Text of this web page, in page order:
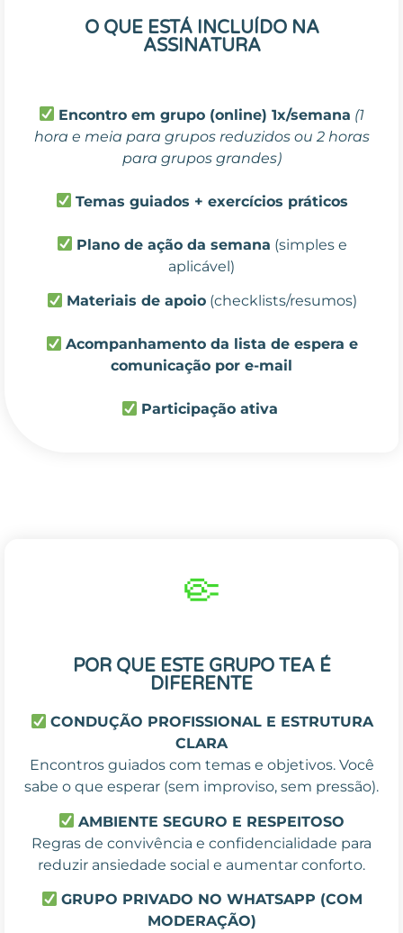
O QUE ESTÁ INCLUÍDO NA
ASSINATURA
Encontro em grupo (online) 1x/semana (1
hora e meia para grupos reduzidos ou 2 horas
para grupos grandes)
Temas guiados + exercícios práticos
Plano de ação da semana (simples e
aplicável)
Materiais de apoio(checklists/resumos)
Acompanhamento da lista de espera e
comunicação por e-mail
Participação ativa
🤏
POR QUE ESTE GRUPO TEA É
DIFERENTE
CONDUÇÃO PROFISSIONAL E ESTRUTURA
CLARA
Encontros guiados com temas e objetivos. Você
sabe o que esperar (sem improviso, sem pressão).
AMBIENTE SEGURO E RESPEITOSO
Regras de convivência e confidencialidade para
reduzir ansiedade social e aumentar conforto.
GRUPO PRIVADO NO WHATSAPP (COM
MODERAÇÃO)